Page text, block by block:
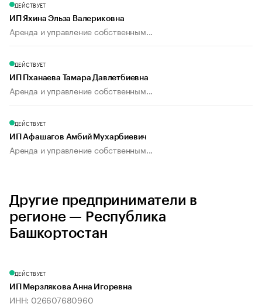
ДЕЙСТВУЕТ
ИП Яхина Эльза Валериковна
Аренда и управление собственным...
ДЕЙСТВУЕТ
ИП Пханаева Тамара Давлетбиевна
Аренда и управление собственным...
ДЕЙСТВУЕТ
ИП Афашагов Амбий Мухарбиевич
Аренда и управление собственным...
Другие предприниматели в
регионе — Республика
Башкортостан
ДЕЙСТВУЕТ
ИП Мерзлякова Анна Игоревна
ИНН: 026607680960